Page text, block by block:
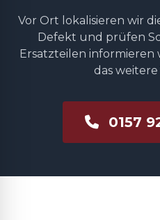
Vor Ort lokalisieren wir
Defekt und prüfen
Ersatzteilen informieren
das
0157